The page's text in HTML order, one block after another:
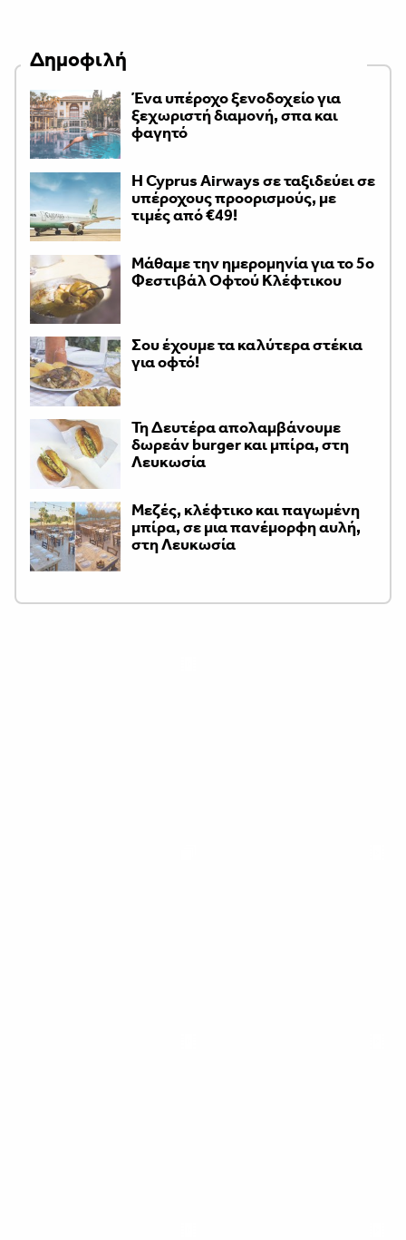
Δημοφιλή
Ένα υπέροχο ξενοδοχείο για
ξεχωριστή διαμονή, σπα και
φαγητό
H Cyprus Airways σε ταξιδεύει σε
υπέροχους προορισμούς, με
τιμές από €49!
Μάθαμε την ημερομηνία για το 5ο
Φεστιβάλ Οφτού Κλέφτικου
Σου έχουμε τα καλύτερα στέκια
για οφτό!
Τη Δευτέρα απολαμβάνουμε
δωρεάν burger και μπίρα, στη
Λευκωσία
Μεζές, κλέφτικο και παγωμένη
μπίρα, σε μια πανέμορφη αυλή,
στη Λευκωσία